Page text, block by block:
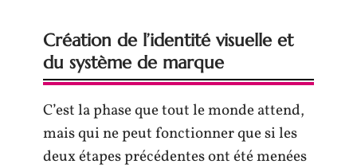
Création de l’identité visuelle et
du système de marque
C’est la phase que tout le monde attend,
mais qui ne peut fonctionner que si les
deux étapes précédentes ont été menées